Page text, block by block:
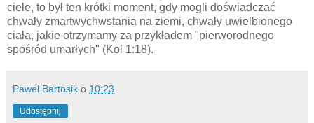
ciele, to był ten krótki moment, gdy mogli doświadczać
chwały zmartwychwstania na ziemi, chwały uwielbionego
ciała, jakie otrzymamy za przykładem "pierworodnego
spośród umarłych" (Kol 1:18).
Paweł Bartosik o 10:23
Udostępnij